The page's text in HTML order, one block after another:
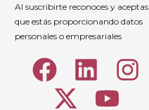
Al suscribirte reconoces y aceptas
que estás proporcionando datos
personales o empresariales